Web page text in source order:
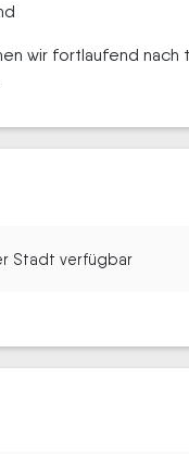
wir fortlaufend
Stadt verfügbar